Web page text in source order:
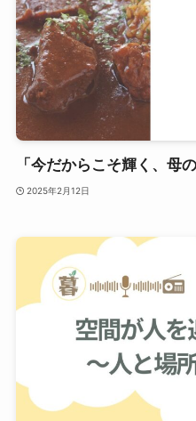
「今だからこそ輝く、母
2025年2月12日